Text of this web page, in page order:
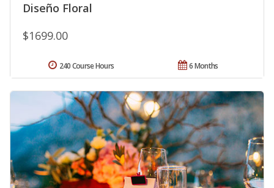
Diseño Floral
$1699.00
6 Months
240 Course Hours